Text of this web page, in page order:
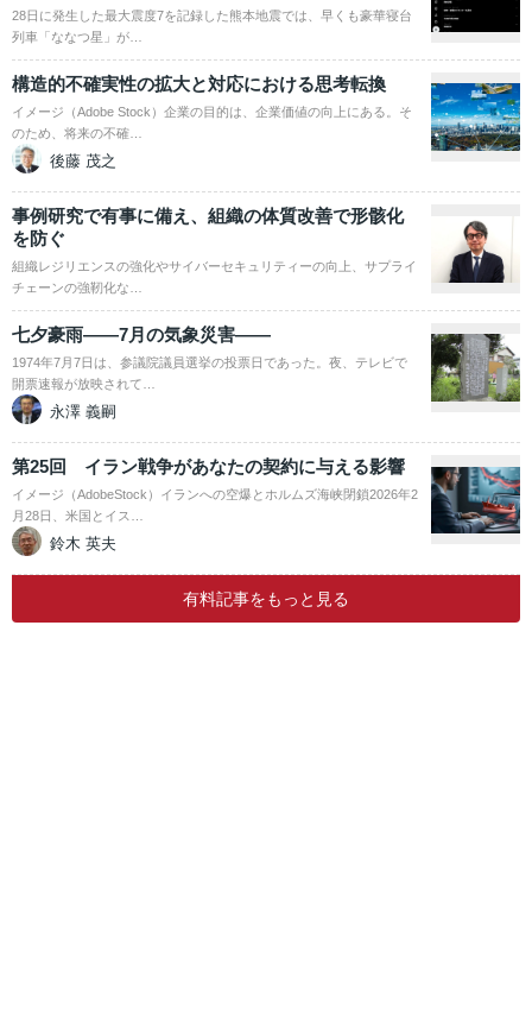
28日に発生した最大震度7を記録した熊本地震では、早くも豪華寝台
列車「ななつ星」が…
構造的不確実性の拡大と対応における思考転換
イメージ（Adobe Stock）企業の目的は、企業価値の向上にある。そ
のため、将来の不確…
後藤 茂之
事例研究で有事に備え、組織の体質改善で形骸化
を防ぐ
組織レジリエンスの強化やサイバーセキュリティーの向上、サプライ
チェーンの強靭化な…
七夕豪雨――7月の気象災害――
1974年7月7日は、参議院議員選挙の投票日であった。夜、テレビで
開票速報が放映されて…
永澤 義嗣
第25回 イラン戦争があなたの契約に与える影響
イメージ（AdobeStock）イランへの空爆とホルムズ海峡閉鎖2026年2
月28日、米国とイス…
鈴木 英夫
有料記事をもっと見る